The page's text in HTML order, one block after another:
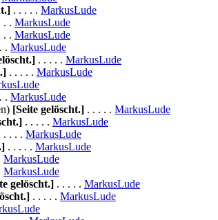
. . . . . MarkusLude
. . MarkusLude
. . MarkusLude
. MarkusLude
. . . . . MarkusLude
. . . . . MarkusLude
. MarkusLude
[Seite gelöscht.] . . . . . MarkusLude
. . . . . MarkusLude
. . . . MarkusLude
. . . . . MarkusLude
MarkusLude
MarkusLude
gelöscht.] . . . . . MarkusLude
. . . . . MarkusLude